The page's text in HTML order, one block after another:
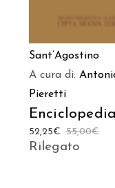
Sant’Agostino
A cura di:
Pieretti
55,00€
52,25€
Rilegato